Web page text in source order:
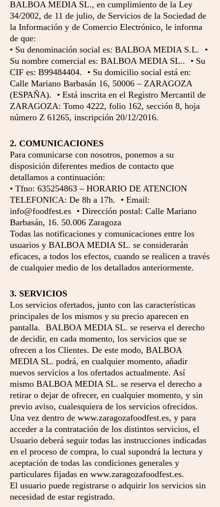
BALBOA MEDIA SL., en cumplimiento de la Ley
34/2002, de 11 de julio, de Servicios de la Sociedad de
la Información y de Comercio Electrónico, le informa
de que:
• Su denominación social es: BALBOA MEDIA S.L. •
Su nombre comercial es: BALBOA MEDIA SL.. • Su
CIF es: B99484404. • Su domicilio social está en:
Calle Mariano Barbasán 16, 50006 – ZARAGOZA
(ESPAÑA). • Está inscrita en el Registro Mercantil de
ZARAGOZA: Tomo 4222, folio 162, sección 8, hoja
número Z 61265, inscripción 20/12/2016.
2. COMUNICACIONES
Para comunicarse con nosotros, ponemos a su
disposición diferentes medios de contacto que
detallamos a continuación:
• Tfno: 635254863 – HORARIO DE ATENCION
TELEFONICA: De 8h a 17h. • Email:
info@foodfest.es • Dirección postal: Calle Mariano
Barbasán, 16. 50.006 Zaragoza
Todas las notificaciones y comunicaciones entre los
usuarios y BALBOA MEDIA SL. se considerarán
eficaces, a todos los efectos, cuando se realicen a través
de cualquier medio de los detallados anteriormente.
3. SERVICIOS
Los servicios ofertados, junto con las características
principales de los mismos y su precio aparecen en
pantalla. BALBOA MEDIA SL. se reserva el derecho
de decidir, en cada momento, los servicios que se
ofrecen a los Clientes. De este modo, BALBOA
MEDIA SL. podrá, en cualquier momento, añadir
nuevos servicios a los ofertados actualmente. Así
mismo BALBOA MEDIA SL. se reserva el derecho a
retirar o dejar de ofrecer, en cualquier momento, y sin
previo aviso, cualesquiera de los servicios ofrecidos.
Una vez dentro de www.zaragozafoodfest.es, y para
acceder a la contratación de los distintos servicios, el
Usuario deberá seguir todas las instrucciones indicadas
en el proceso de compra, lo cual supondrá la lectura y
aceptación de todas las condiciones generales y
particulares fijadas en www.zaragozafoodfest.es.
El usuario puede registrarse o adquirir los servicios sin
necesidad de estar registrado.